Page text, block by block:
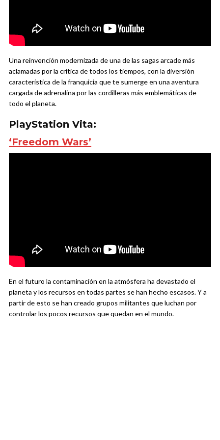
Una reinvención modernizada de una de las sagas arcade más
aclamadas por la crítica de todos los tiempos, con la diversión
característica de la franquicia que te sumerge en una aventura
cargada de adrenalina por las cordilleras más emblemáticas de
todo el planeta.
PlayStation Vita:
‘Freedom Wars’
En el futuro la contaminación en la atmósfera ha devastado el
planeta y los recursos en todas partes se han hecho escasos. Y a
partir de esto se han creado grupos militantes que luchan por
controlar los pocos recursos que quedan en el mundo.